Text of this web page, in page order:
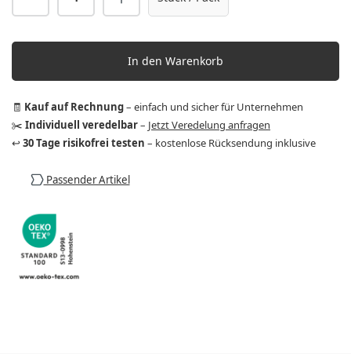
In den Warenkorb
🧾 Kauf auf Rechnung– einfach und sicher für Unternehmen
✂️ Individuell veredelbar– Jetzt Veredelung anfragen
↩️ 30 Tage risikofrei testen – kostenlose Rücksendung inklusive
Passender Artikel